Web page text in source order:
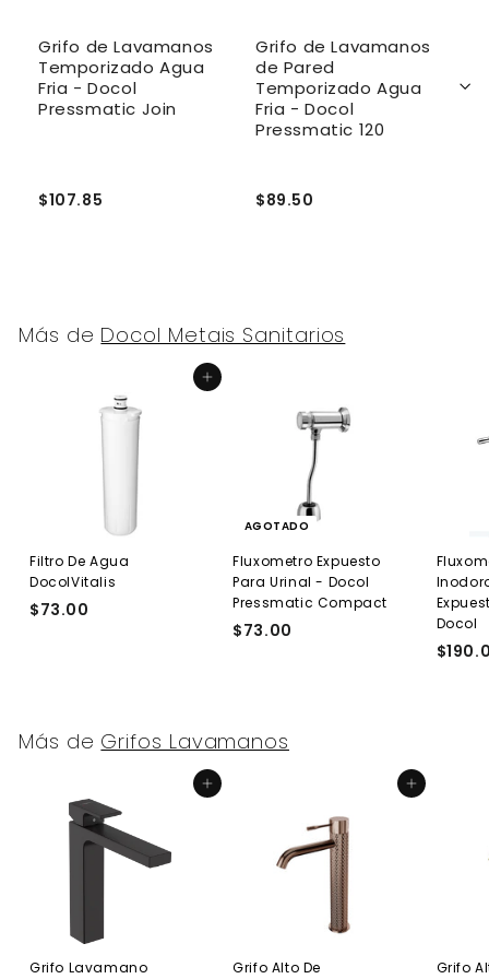
Grifo de Lavamanos
Temporizado Agua
Fria - Docol
Pressmatic Join
$107.85
Grifo de Lavamanos
de Pared
Temporizado Agua
Fria - Docol
Pressmatic 120
$89.50
Más de Docol Metais Sanitarios
Agregar al carrito
Filtro De Agua
DocolVitalis
$73.00
AGOTADO
Fluxometro Expuesto
Para Urinal - Docol
Pressmatic Compact
$73.00
Docol
Más de Grifos Lavamanos
Agregar al carrito
Grifo Lavamano
Agregar al carrito
Grifo Alto De
Grifo